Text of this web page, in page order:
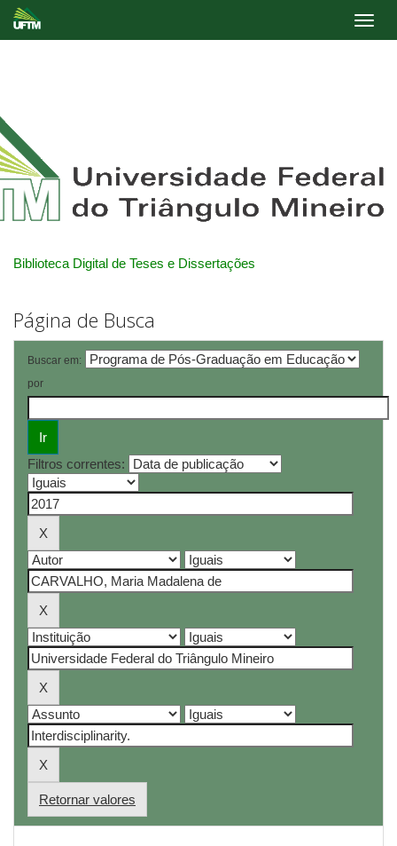
Biblioteca Digital de Teses e Dissertações
Página de Busca
Buscar em:
por
Filtros correntes:
Retornar valores